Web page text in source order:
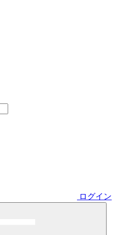
ログイン